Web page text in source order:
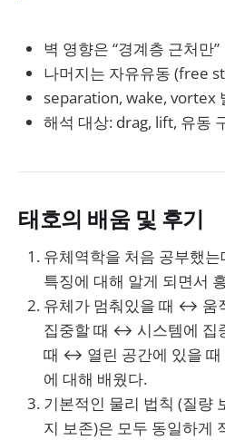
벽 영향은 “경계층 근처만”
나머지는 자유유동 (free
separation, wake, vortex
해석 대상: drag, lift, 유동
태호의 배움 및 후기
유체역학을 처음 공부했
특징에 대해 알게 되면서
유체가 멈춰있을 때 ↔ 움
집중할 때 ↔ 시스템에 집
때 ↔ 열린 공간에 있을 때
에 대해 배웠다.
기본적인 물리 법칙 (질량
지 보존)은 모두 동일하게